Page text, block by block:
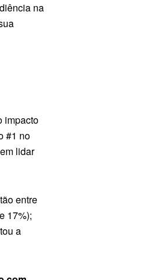
na
impacto
#1 no
lidar
entre
17%);
a